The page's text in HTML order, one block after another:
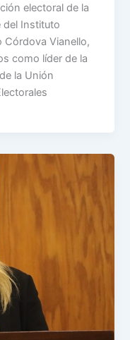
electoral de la
del Instituto
Córdova Vianello,
como líder de la
la Unión